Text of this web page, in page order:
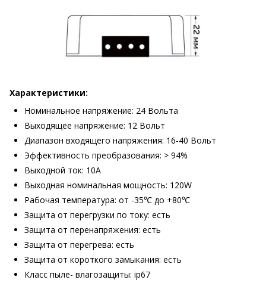
Характеристики:
Номинальное напряжение: 24 Вольта
Выходящее напряжение: 12 Вольт
Диапазон входящего напряжения: 16-40 Вольт
Эффективность преобразования: > 94%
Выходной ток: 10A
Выходная номинальная мощность: 120W
Рабочая температура: от -35℃ до +80℃
Защита от перегрузки по току: есть
Защита от перенапряжения: есть
Защита от перегрева: есть
Защита от короткого замыкания: есть
Класс пыле- влагозащиты: ip67